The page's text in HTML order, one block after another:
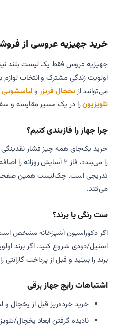
خرید جهیزیه عروسی از
جهیزیه عروس فقط یک لیست بلند
اولویت زندگی مشترک و انتخاب
می‌توانید ازیخچال فریزرولباسشویی
تلویزیونرا در یک مسیر مقایسه و
چرا جهاز را فازبندی کنیم؟
تدریجی است. چک‌لیست همین صفحه
می‌کند.
ست رنگی یا برند؟
اگر دکوراسیون آشپزخانه مشخص
استیل/دودی شروع کنید. اگر برند
برند را ببینید و قبل از پرداخت
اشتباهات رایج جهاز برقی
خرید خرده‌ریز قبل از یخچال و
نادیده گرفتن ابعاد یخچال/